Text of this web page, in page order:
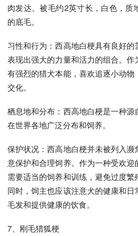
肉发达。被毛约2英寸长，白色，质
的底毛。
习性和行为：西高地白梗具有良好的
表现出强大的力量和活力的组合。
有强烈的猎犬本能，喜欢追逐小动
交化。
栖息地和分布：西高地白梗是一种源
在世界各地广泛分布和饲养。
保护状况：西高地白梗并未被列入
意保护和合理饲养。作为一种受欢
需要适当的饲养和训练，避免过度繁
同时，饲主也应该注意犬的健康和
毛发和提供健康的饮食。
7、 刚毛猎狐梗